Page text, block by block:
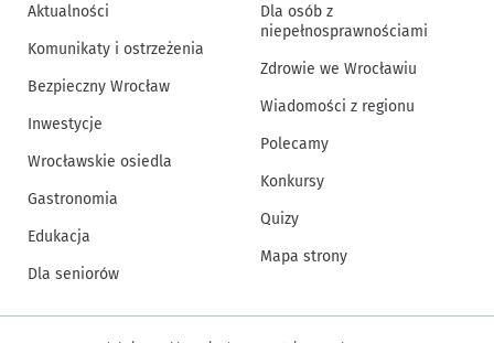
Aktualności
Komunikaty i ostrzeżenia
Bezpieczny Wrocław
Inwestycje
Wrocławskie osiedla
Gastronomia
Edukacja
Dla seniorów
Dla osób z
niepełnosprawnościami
Zdrowie we Wrocławiu
Wiadomości z regionu
Polecamy
Konkursy
Quizy
Mapa strony
Inne informacje